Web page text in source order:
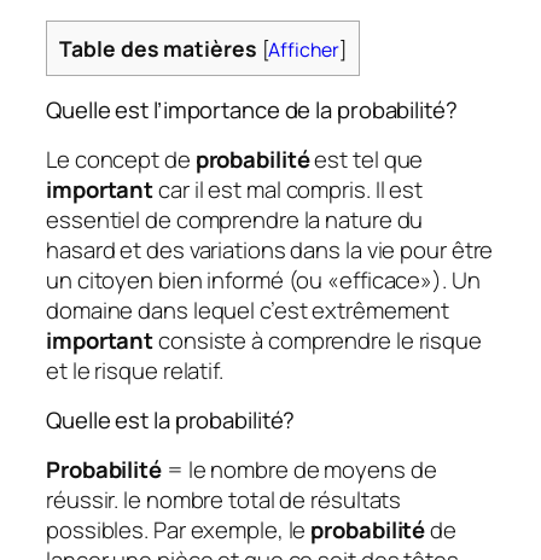
Table des matières [Afficher]
Quelle est l’importance de la probabilité?
Le concept de probabilitéest tel que
importantcar il est mal compris. Il est
essentiel de comprendre la nature du
hasard et des variations dans la vie pour être
un citoyen bien informé (ou «efficace»). Un
domaine dans lequel c’est extrêmement
importantconsiste à comprendre le risque
et le risque relatif.
Quelle est la probabilité?
Probabilité= le nombre de moyens de
réussir. le nombre total de résultats
possibles. Par exemple, le probabilitéde